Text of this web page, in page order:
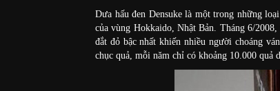
Dưa hấu đen Densuke là một trong những
của vùng Hokkaido, Nhật Bản. Tháng 6/
đắt đỏ bậc nhất khiến nhiều người choáng
chục quả, mỗi năm chỉ có khoảng 10.000 quả